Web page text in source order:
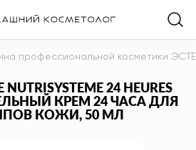
профессиональной косметики
NUTRISYSTEME 24 HEURES
КРЕМ 24 ЧАСА ДЛЯ
КОЖИ, 50 МЛ